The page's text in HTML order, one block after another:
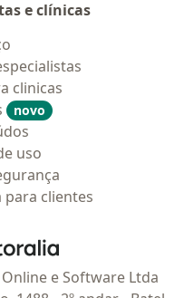
e clínicas
clinicas
novo
uso
para clientes
- Homepage
e Software Ltda